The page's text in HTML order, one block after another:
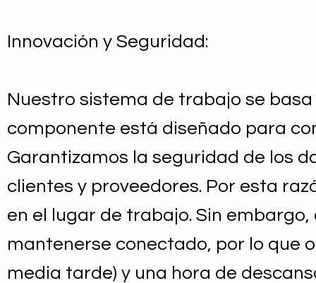
Innovación y Seguridad:
Nuestro sistema de trabajo se
componente está diseñado para
Garantizamos la seguridad de los
clientes y proveedores. Por esta
en el lugar de trabajo. Sin
mantenerse conectado, por lo que
media tarde) y una hora de